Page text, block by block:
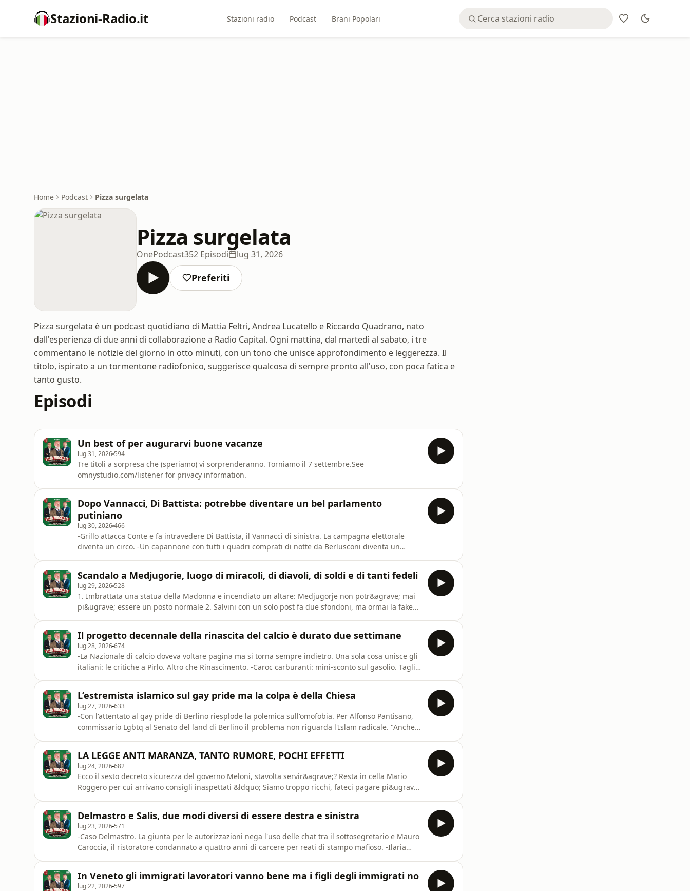
Stazioni-Radio.it Stazioni radio Podcast Brani Popolari
Home Podcast Pizza surgelata
Pizza surgelata
OnePodcast352 Episodi lug 31, 2026
Preferiti
Pizza surgelata è un podcast quotidiano di Mattia Feltri, Andrea Lucatello e Riccardo Quadrano, nato
dall'esperienza di due anni di collaborazione a Radio Capital. Ogni mattina, dal martedì al sabato, i tre
commentano le notizie del giorno in otto minuti, con un tono che unisce approfondimento e leggerezza. Il
titolo, ispirato a un tormentone radiofonico, suggerisce qualcosa di sempre pronto all'uso, con poca fatica e
tanto gusto.
Episodi
Un best of per augurarvi buone vacanze
lug 31, 2026 594
Tre titoli a sorpresa che (speriamo) vi sorprenderanno. Torniamo il 7 settembre.See
omnystudio.com/listener for privacy information.
Dopo Vannacci, Di Battista: potrebbe diventare un bel parlamento
putiniano
lug 30, 2026466
-Grillo attacca Conte e fa intravedere Di Battista, il Vannacci di sinistra. La campagna elettorale
diventa un circo. -Un capannone con tutti i quadri comprati di notte da Berlusconi diventa un
Scandalo a Medjugorie, luogo di miracoli, di diavoli, di soldi e di tanti fedeli
lug 29, 2026 528
1. Imbrattata una statua della Madonna e incendiato un altare: Medjugorje non potr&agrave; mai
pi&ugrave; essere un posto normale 2. Salvini con un solo post fa due sfondoni, ma ormai la fake
Il progetto decennale della rinascita del calcio è durato due settimane
lug 28, 2026674
-La Nazionale di calcio doveva voltare pagina ma si torna sempre indietro. Una sola cosa unisce gli
italiani: le critiche a Pirlo. Altro che Rinascimento. -Caroc carburanti: mini-sconto sul gasolio. Taglio
L’estremista islamico sul gay pride ma la colpa è della Chiesa
lug 27, 2026633
-Con l'attentato al gay pride di Berlino riesplode la polemica sull'omofobia. Per Alfonso Pantisano,
commissario Lgbtq al Senato del land di Berlino il problema non riguarda l'Islam radicale. "Anche
Mucche chiassose: a S
LA LEGGE ANTI MARANZA, TANTO RUMORE, POCHI EFFETTI
lug 24, 2026682
Ecco il sesto decreto sicurezza del governo Meloni, stavolta servir&agrave;? Resta in cella Mario
Roggero per cui arrivano consigli inaspettati &ldquo; Siamo troppo ricchi, fateci pagare pi&ugrave;
Delmastro e Salis, due modi diversi di essere destra e sinistra
lug 23, 2026 571
-Caso Delmastro. La giunta per le autorizzazioni nega l'uso delle chat tra il sottosegretario e Mauro
Caroccia, il ristoratore condannato a quattro anni di carcere per reati di stampo mafioso. -Ilaria
professo
In Veneto gli immigrati lavoratori vanno bene ma i figli degli immigrati no
lug 22, 2026 597